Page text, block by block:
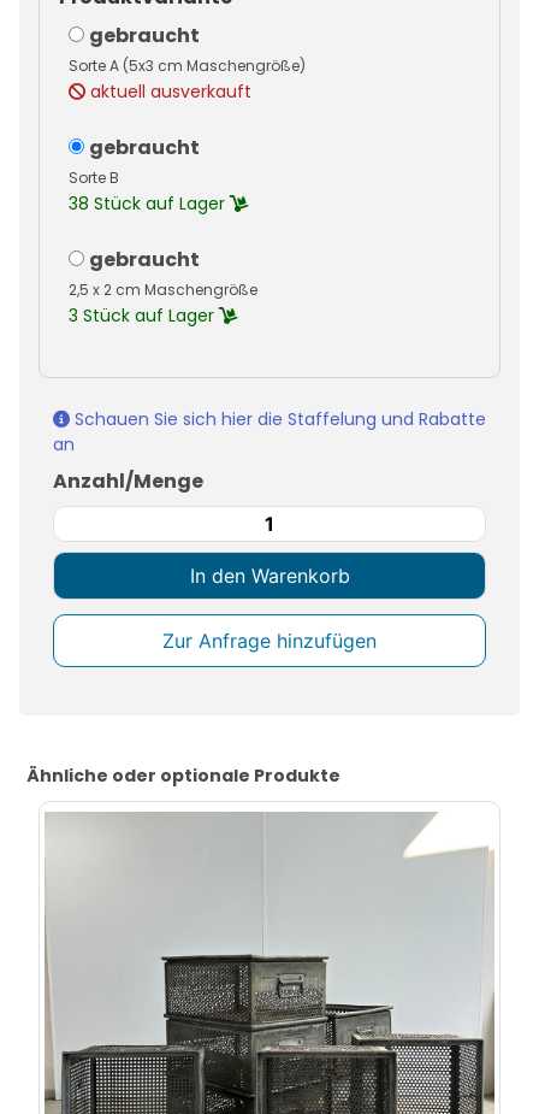
gebraucht
Sorte A (5x3 cm Maschengröße)
aktuell ausverkauft
gebraucht
Sorte B
38 Stück auf Lager
gebraucht
2,5 x 2 cm Maschengröße
3 Stück auf Lager
Schauen Sie sich hier die Staffelung und Rabatte
an
Anzahl/Menge
Drahtgitterkorb
verzinkt
Waschkorb
Menge
In den Warenkorb
Ähnliche oder optionale Produkte